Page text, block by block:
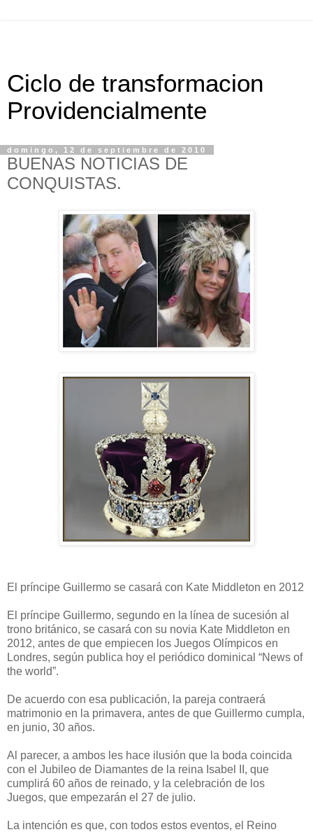
Ciclo de transformacion
Providencialmente
domingo, 12 de septiembre de 2010
BUENAS NOTICIAS DE
CONQUISTAS.
El príncipe Guillermo se casará con Kate Middleton en 2012
El príncipe Guillermo, segundo en la línea de sucesión al
trono británico, se casará con su novia Kate Middleton en
2012, antes de que empiecen los Juegos Olímpicos en
Londres, según publica hoy el periódico dominical “News of
the world”.
De acuerdo con esa publicación, la pareja contraerá
matrimonio en la primavera, antes de que Guillermo cumpla,
en junio, 30 años.
Al parecer, a ambos les hace ilusión que la boda coincida
con el Jubileo de Diamantes de la reina Isabel II, que
cumplirá 60 años de reinado, y la celebración de los
Juegos, que empezarán el 27 de julio.
La intención es que, con todos estos eventos, el Reino